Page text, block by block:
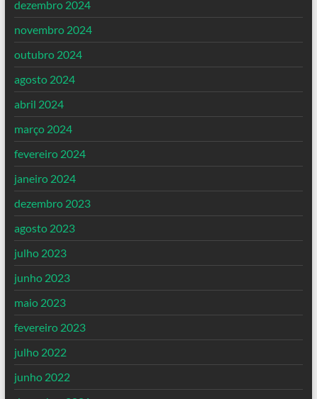
dezembro 2024
novembro 2024
outubro 2024
agosto 2024
abril 2024
março 2024
fevereiro 2024
janeiro 2024
dezembro 2023
agosto 2023
julho 2023
junho 2023
maio 2023
fevereiro 2023
julho 2022
junho 2022